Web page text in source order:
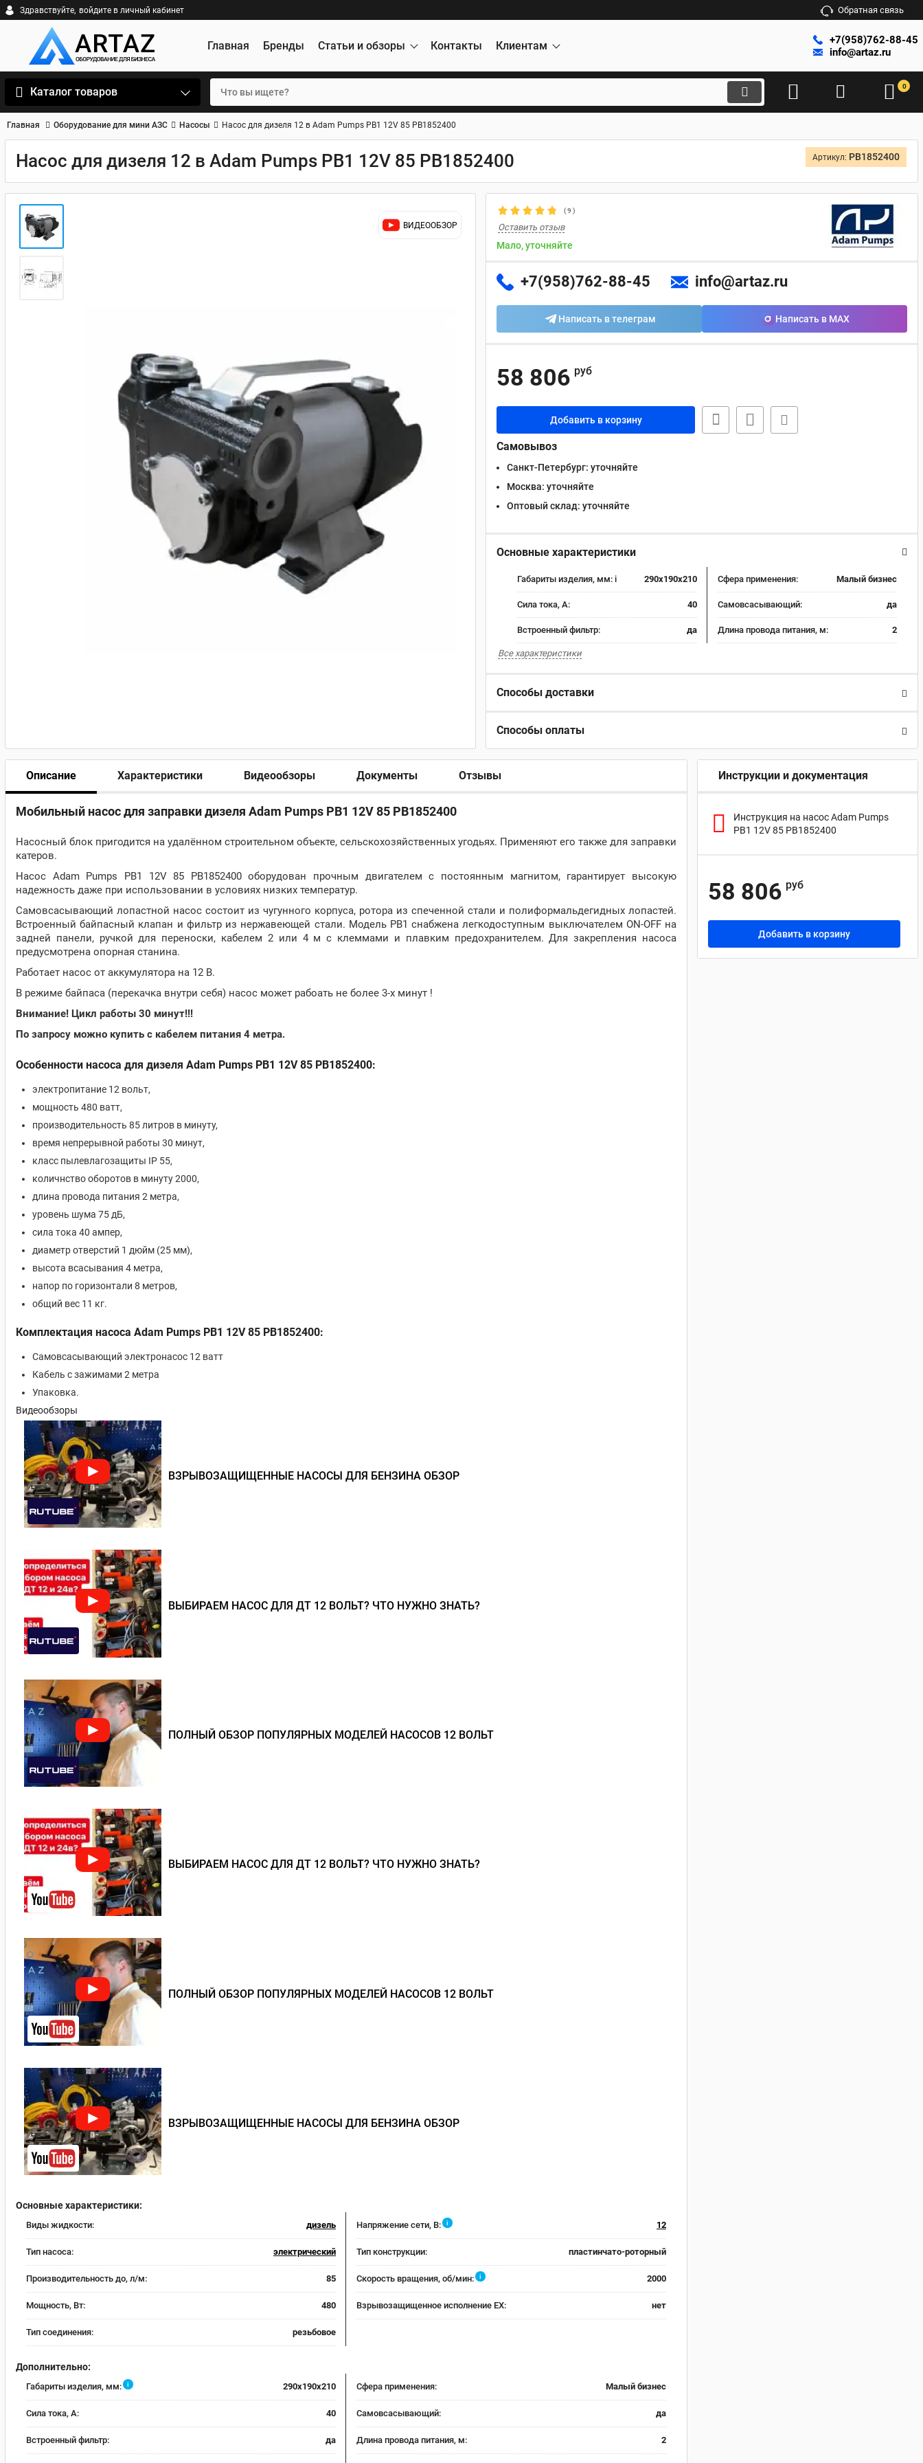
Здравствуйте, войдите в личный кабинет Обратная связь
Главная Бренды Статьи и обзоры Контакты Клиентам
+7(958)762-88-45
info@artaz.ru
Каталог товаров 0
Главная Оборудование для мини АЗС Насосы Насос для дизеля 12 в Adam Pumps PB1 12V 85 PB1852400
Насос для дизеля 12 в Adam Pumps PB1 12V 85 PB1852400 Артикул: PB1852400
ВИДЕООБЗОР
(9 )
Оставить отзыв
Мало, уточняйте
+7(958)762-88-45 info@artaz.ru
Написать в телеграм Написать в MAX
58 806 руб
Добавить в корзину
Самовывоз
Санкт-Петербург: уточняйте
Москва: уточняйте
Оптовый склад: уточняйте
Основные характеристики
Габариты изделия, мм: i 290x190x210 Сфера применения: Малый бизнес
Сила тока, А: 40 Самовсасывающий: да
Встроенный фильтр: да Длина провода питания, м: 2
Все характеристики
Способы доставки
Способы оплаты
Описание Характеристики Видеообзоры Документы Отзывы
Мобильный насос для заправки дизеля Adam Pumps PB1 12V 85 PB1852400
Насосный блок пригодится на удалённом строительном объекте, сельскохозяйственных угодьях. Применяют его также для заправки
катеров.
Насос Adam Pumps PB1 12V 85 PB1852400 оборудован прочным двигателем с постоянным магнитом, гарантирует высокую
надежность даже при использовании в условиях низких температур.
Самовсасывающий лопастной насос состоит из чугунного корпуса, ротора из спеченной стали и полиформальдегидных лопастей.
Встроенный байпасный клапан и фильтр из нержавеющей стали. Модель PB1 снабжена легкодоступным выключателем ON-OFF на
задней панели, ручкой для переноски, кабелем 2 или 4 м с клеммами и плавким предохранителем. Для закрепления насоса
предусмотрена опорная станина.
Работает насос от аккумулятора на 12 В.
В режиме байпаса (перекачка внутри себя) насос может рабоать не более 3-х минут !
Внимание! Цикл работы 30 минут!!!
По запросу можно купить с кабелем питания 4 метра.
Особенности насоса для дизеля Adam Pumps PB1 12V 85 PB1852400:
электропитание 12 вольт,
мощность 480 ватт,
производительность 85 литров в минуту,
время непрерывной работы 30 минут,
класс пылевлагозащиты IP 55,
количнство оборотов в минуту 2000,
длина провода питания 2 метра,
уровень шума 75 дБ,
сила тока 40 ампер,
диаметр отверстий 1 дюйм (25 мм),
высота всасывания 4 метра,
напор по горизонтали 8 метров,
общий вес 11 кг.
Комплектация насоса Adam Pumps PB1 12V 85 PB1852400:
Самовсасывающий электронасос 12 ватт
Кабель с зажимами 2 метра
Упаковка.
Видеообзоры
ВЗРЫВОЗАЩИЩЕННЫЕ НАСОСЫ ДЛЯ БЕНЗИНА ОБЗОР
ВЫБИРАЕМ НАСОС ДЛЯ ДТ 12 ВОЛЬТ? ЧТО НУЖНО ЗНАТЬ?
ПОЛНЫЙ ОБЗОР ПОПУЛЯРНЫХ МОДЕЛЕЙ НАСОСОВ 12 ВОЛЬТ
ВЫБИРАЕМ НАСОС ДЛЯ ДТ 12 ВОЛЬТ? ЧТО НУЖНО ЗНАТЬ?
ПОЛНЫЙ ОБЗОР ПОПУЛЯРНЫХ МОДЕЛЕЙ НАСОСОВ 12 ВОЛЬТ
ВЗРЫВОЗАЩИЩЕННЫЕ НАСОСЫ ДЛЯ БЕНЗИНА ОБЗОР
Основные характеристики:
Виды жидкости: дизель Напряжение сети, В: i 12
Тип насоса: электрический Тип конструкции: пластинчато-роторный
Производительность до, л/м: 85 Скорость вращения, об/мин: i 2000
Мощность, Вт: 480 Взрывозащищенное исполнение EX: нет
Тип соединения: резьбовое
Дополнительно:
Габариты изделия, мм: i 290x190x210 Сфера применения: Малый бизнес
Сила тока, А: 40 Самовсасывающий: да
Встроенный фильтр: да Длина провода питания, м: 2
Инструкции и документация
Инструкция на насос Adam Pumps
PB1 12V 85 PB1852400
58 806 руб
Добавить в корзину